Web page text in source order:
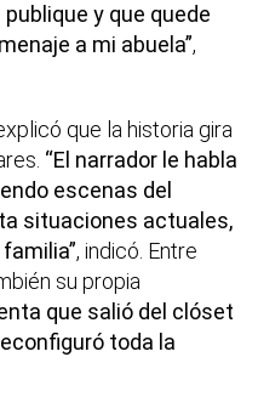
publique y que quede
a mi abuela”,
que la historia gira
“El narrador le habla
escenas del
situaciones actuales,
, indicó. Entre
su propia
que salió del clóset
toda la